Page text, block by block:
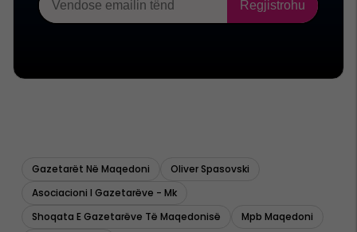
Gazetarët Në Maqedoni
Oliver Spasovski
Asociacioni I Gazetarëve - Mk
Shoqata E Gazetarëve Të Maqedonisë
Mpb Maqedoni